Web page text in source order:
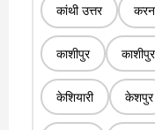
कांथी उत्तर
काशीपुर
केशियारी केशपुर